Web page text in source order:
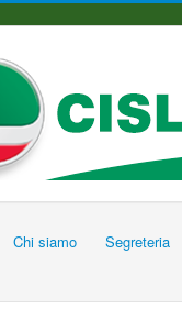
Chi siamo Segreteria